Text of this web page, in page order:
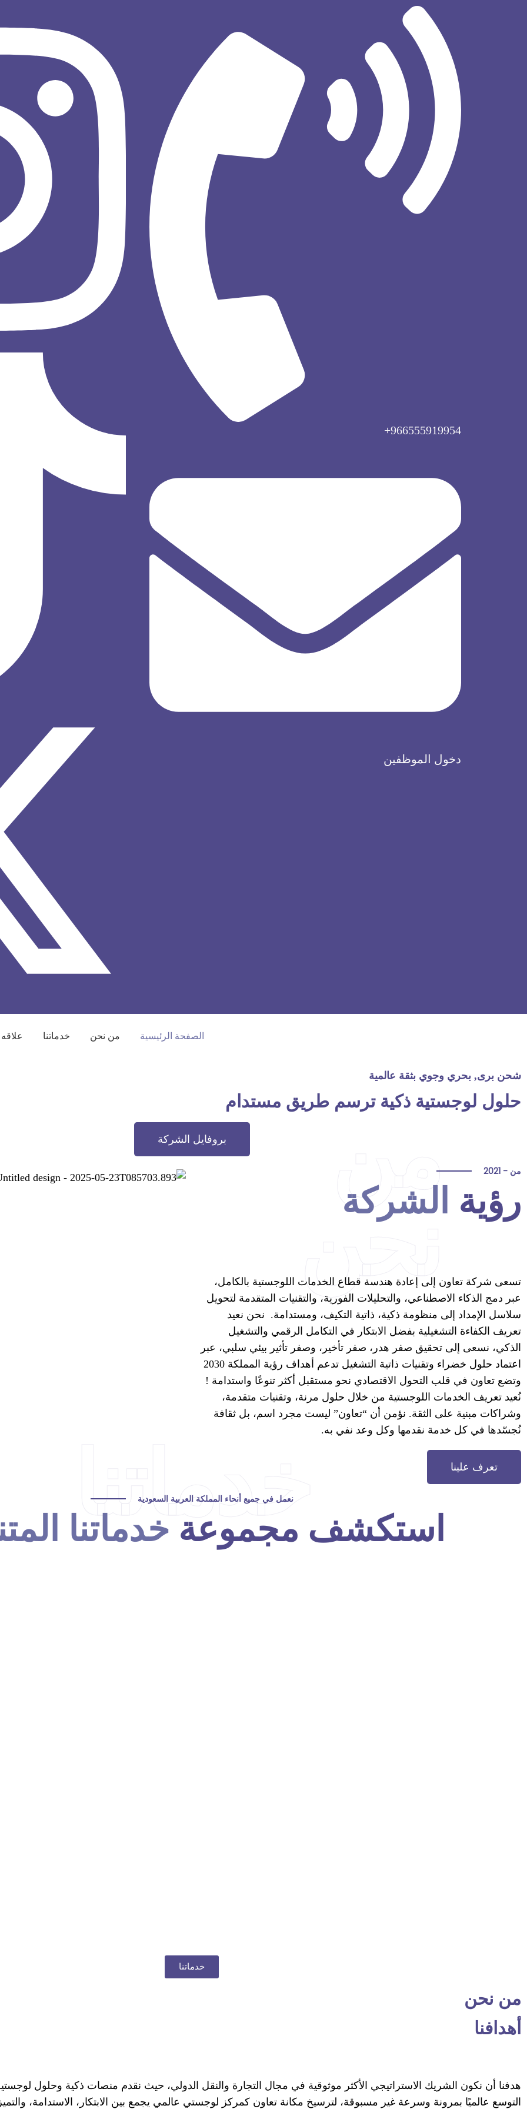
966555919954+
دخول الموظفين
الصفحة الرئيسية من نحن خدماتنا
شحن برى, بحري وجوي بثقة عالمية
حلول لوجستية ذكية ترسم طريق مستدام
بروفايل الشركة
من
نحن
من - 2021
رؤية الشركة
تسعى شركة تعاون إلى إعادة هندسة قطاع الخدمات اللوجستية بالكامل،
عبر دمج الذكاء الاصطناعي، والتحليلات الفورية، والتقنيات المتقدمة لتحويل
سلاسل الإمداد إلى منظومة ذكية، ذاتية التكيف، ومستدامة. نحن نعيد
تعريف الكفاءة التشغيلية بفضل الابتكار في التكامل الرقمي والتشغيل
الذكي، نسعى إلى تحقيق صفر هدر، صفر تأخير، وصفر تأثير بيئي سلبي، عبر
اعتماد حلول خضراء وتقنيات ذاتية التشغيل تدعم أهداف رؤية المملكة 2030
وتضع تعاون في قلب التحول الاقتصادي نحو مستقبل أكثر تنوعًا واستدامة !
نُعيد تعريف الخدمات اللوجستية من خلال حلول مرنة، وتقنيات متقدمة،
وشراكات مبنية على الثقة. نؤمن أن “تعاون” ليست مجرد اسم، بل ثقافة
نُجسّدها في كل خدمة نقدمها وكل وعد نفي به.
تعرف علينا خدماتنا
نعمل في جميع أنحاء المملكة العربية السعودية
استكشف مجموعة خدماتنا
خدماتنا
من نحن
أهدافنا
هدفنا أن نكون الشريك الاستراتيجي الأكثر موثوقية في مجال التجارة والنقل الدولي، حيث نقدم منصات ذكية وحلول
التوسع عالميًا بمرونة وسرعة غير مسبوقة، لترسيخ مكانة تعاون كمركز لوجستي عالمي يجمع بين الابتكار، الاستدامة،